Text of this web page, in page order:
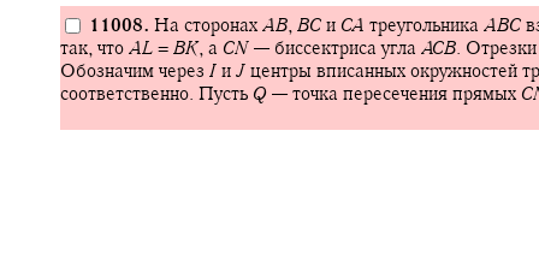
11008. На сторонах AB, BC и CA треугольника ABC
так, что AL = BK, а CN — биссектриса угла ACB.
Обозначим через I и J центры вписанных окружностей
соответственно. Пусть Q — точка пересечения прямых C